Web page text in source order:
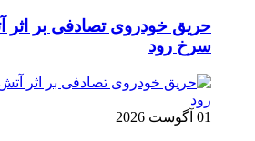
حریق خودروی تصادفی بر
سرخ رود
01 آگوست 2026